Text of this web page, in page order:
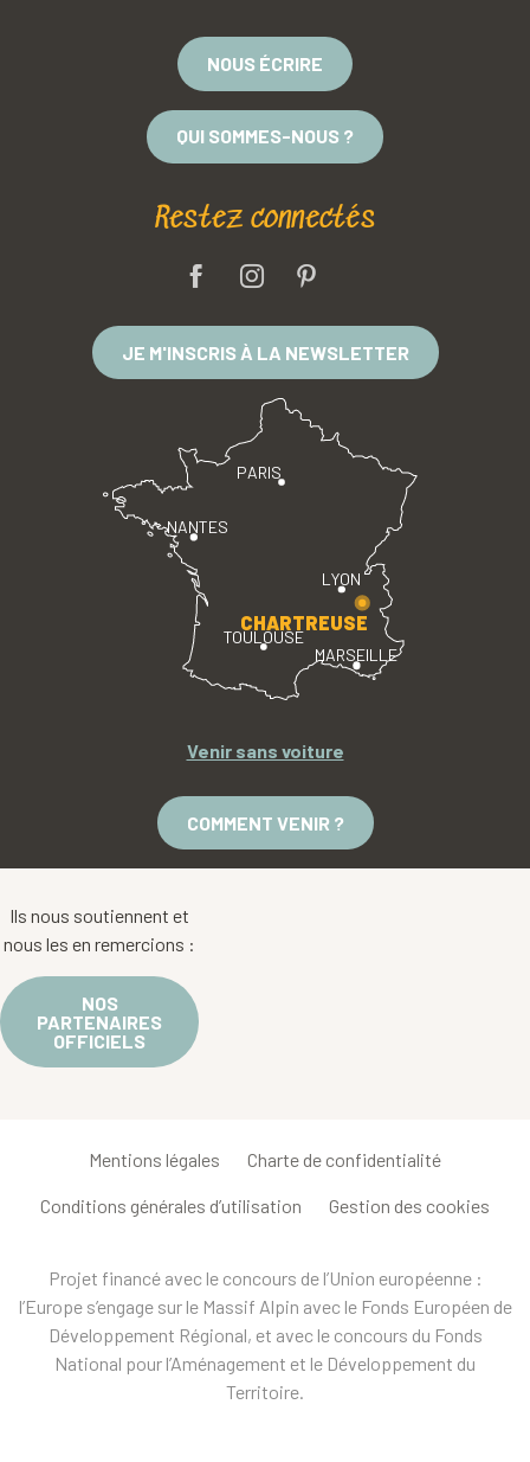
NOUS ÉCRIRE
QUI SOMMES-NOUS ?
Restez connectés
JE M'INSCRIS À LA NEWSLETTER
PARIS
LYON
TOULOUSE
MARSEILLE
NANTES
CHARTREUSE
Venir sans voiture
COMMENT VENIR ?
Ils nous soutiennent et
nous les en remercions :
NOS
PARTENAIRES
OFFICIELS
Mentions légales Charte de confidentialité
Conditions générales d’utilisation Gestion des cookies
Projet financé avec le concours de l’Union européenne :
l’Europe s’engage sur le Massif Alpin avec le Fonds Européen de
Développement Régional, et avec le concours du Fonds
National pour l’Aménagement et le Développement du
Territoire.